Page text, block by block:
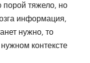
порой тяжело, но
информация,
нужно, то
контексте